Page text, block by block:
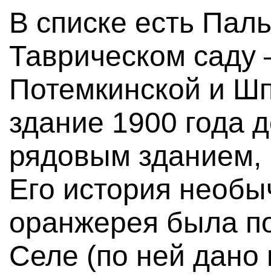
В списке есть
Таврическом саду
Потемкинской и
здание 1900 года
рядовым зданием,
Его история
оранжерея была
Селе (по ней дано